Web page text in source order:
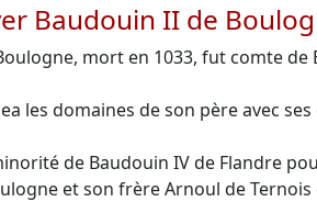
Baudouin II de
mort en 1033, fut comte
les domaines de son père avec
de Baudouin IV de Flandre
et son frère Arnoul de